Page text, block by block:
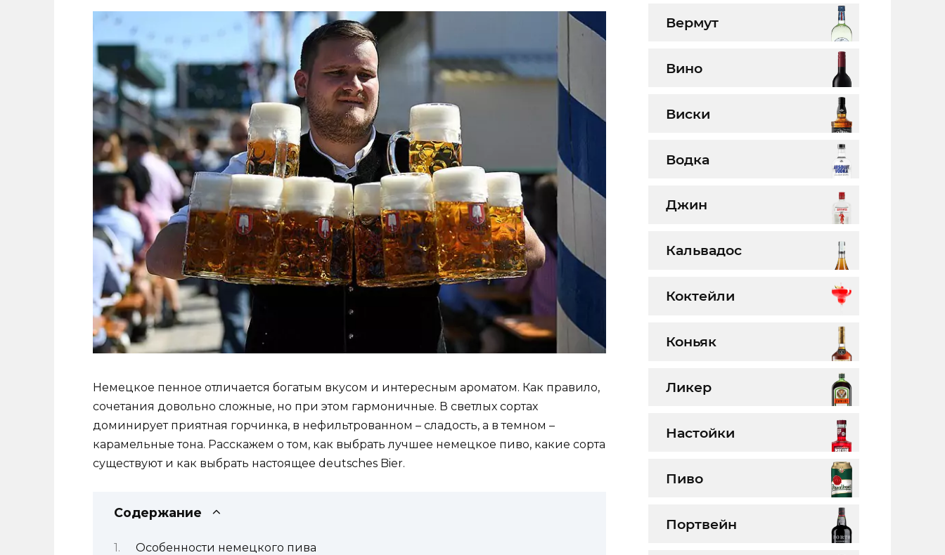
Немецкое пенное отличается богатым вкусом и интересным ароматом. Как правило,
сочетания довольно сложные, но при этом гармоничные. В светлых сортах
доминирует приятная горчинка, в нефильтрованном – сладость, а в темном –
карамельные тона. Расскажем о том, как выбрать лучшее немецкое пиво, какие сорта
существуют и как выбрать настоящее deutsches Bier.
Содержание
Особенности немецкого пива
Вермут
Вино
Виски
Водка
Джин
Кальвадос
Коктейли
Коньяк
Ликер
Настойки
Пиво
Портвейн